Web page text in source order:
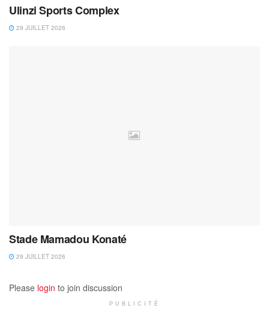
Ulinzi Sports Complex
29 JUILLET 2026
Stade Mamadou Konaté
29 JUILLET 2026
Please login to join discussion
PUBLICITÉ